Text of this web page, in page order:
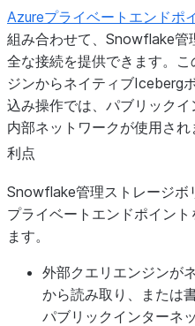
Azureプライベートエンドポ
組み合わせて、Snowflake管
全な接続を提供できます。
ジンからネイティブIceberg
込み操作では、パブリック
内部ネットワークが使用され
利点
Snowflake管理ストレージボ
プライベートエンドポイン
ます。
外部クエリエンジンが
から読み取り、または
パブリックインターネ